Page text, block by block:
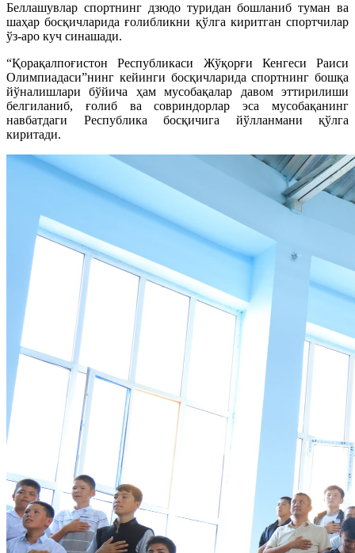
Беллашувлар спортнинг дзюдо туридан бошланиб туман ва
шаҳар босқичларида ғолибликни қўлга киритган спортчилар
ўз-аро куч синашади.
“Қорақалпоғистон Республикаси Жўқорғи Кенгеси Раиси
Олимпиадаси”нинг кейинги босқичларида спортнинг бошқа
йўналишлари бўйича ҳам мусобақалар давом эттирилиши
белгиланиб, ғолиб ва совриндорлар эса мусобақанинг
навбатдаги Республика босқичига йўлланмани қўлга
киритади.